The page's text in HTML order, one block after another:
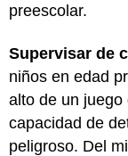
preescolar.
Supervisar de
niños en edad
alto de un juego
capacidad de
peligroso. Del